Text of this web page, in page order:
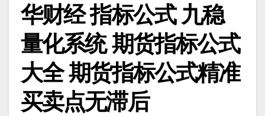
华财经 指标公式 九稳
量化系统 期货指标公式
大全 期货指标公式精准
买卖点无滞后